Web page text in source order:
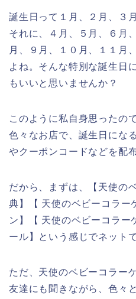
誕生日って１月、２月、３
それに、４月、５月、６月
月、９月、１０月、１１月
よね。そんな特別な誕生日
もいいと思いませんか？
このように私自身思ったの
色々なお店で、誕生日にな
やクーポンコードなどを配
だから、まずは、【天使の
典】【 天使のベビーコラー
ン】【 天使のベビーコラー
ール】という感じでネット
ただ、天使のベビーコラー
友達にも聞きながら、色々